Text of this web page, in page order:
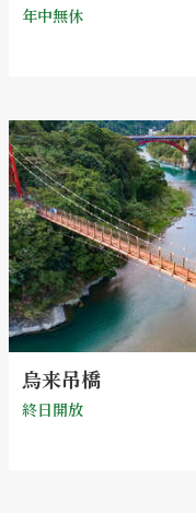
年中無休
烏来吊橋
終日開放